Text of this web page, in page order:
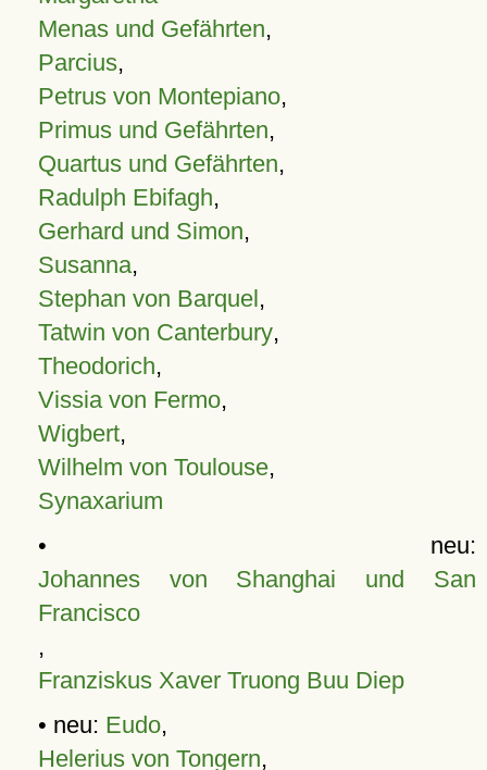
Menas und Gefährten,
Parcius,
Petrus von Montepiano,
Primus und Gefährten,
Quartus und Gefährten,
Radulph Ebifagh,
Gerhard und Simon,
Susanna,
Stephan von Barquel,
Tatwin von Canterbury,
Theodorich,
Vissia von Fermo,
Wigbert,
Wilhelm von Toulouse,
Synaxarium
• neu:
Johannes von Shanghai und San
Francisco
,
Franziskus Xaver Truong Buu Diep
• neu: Eudo,
Helerius von Tongern,